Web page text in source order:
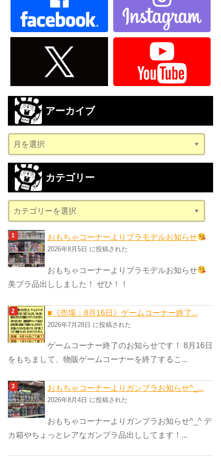
アーカイブ
ー
カ
ブ
カテゴリー
テ
ゴ
リ
ー
おもちゃコーナーよりプラモデルお知らせ
2026年8月5日 に投稿された
おもちゃコーナーよりプラモデルお知らせ
美プラ品出ししました！ ぜひ！！
■《売場：8月16日》ゲームコーナー終了...
2026年7月28日 に投稿された
ゲームコーナー終了のお知らせです！ 8月16日
をもちまして、物販ゲームコーナーを終了するこ...
おもちゃコーナーよりガンプラお知らせ^_...
2026年8月4日 に投稿された
おもちゃコーナーよりガンプラお知らせ^_^ デ
カ箱やちょっとレアなガンプラ品出ししてます！...